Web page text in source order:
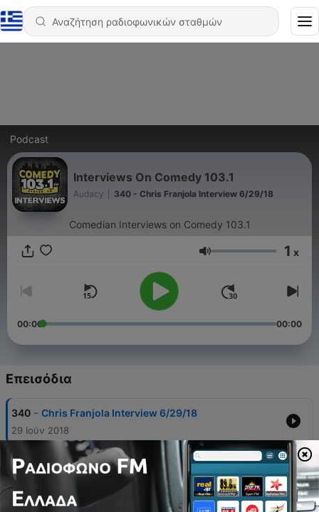
Podcast
Interviews On Comedy 103.1
Audacy 340 - Chris Franjola Interview 6/29/18
Comedian Interviews on Comedy 103.1
Ένταση 1 x
00:00 00:00
Επεισόδια
340 - Chris Franjola Interview 6/29/18
29 Ιούν 2018
339 Dov Davidoff Interview
12 Ιαν 2018
338 - Last Comic Standing Winner Clayton English